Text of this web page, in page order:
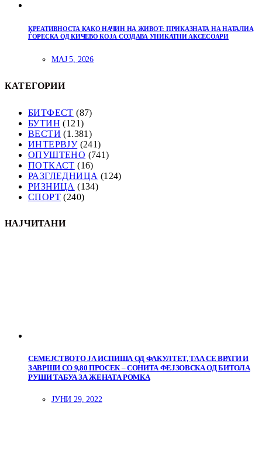
КРЕАТИВНОСТА КАКО НАЧИН НА ЖИВОТ: ПРИКАЗНАТА НА НАТАЛИА
ЃОРЕСКА ОД КИЧЕВО КОЈА СОЗДАВА УНИКАТНИ АКСЕСОАРИ
МАЈ 5, 2026
КАТЕГОРИИ
БИТФЕСТ (87)
БУТИН (121)
ВЕСТИ (1.381)
ИНТЕРВЈУ(241)
ОПУШТЕНО (741)
ПОТКАСТ (16)
РАЗГЛЕДНИЦА (124)
РИЗНИЦА (134)
СПОРТ (240)
НАЈЧИТАНИ
СЕМЕЈСТВОТО ЈА ИСПИША ОД ФАКУЛТЕТ, ТАА СЕ ВРАТИ И
ЗАВРШИ СО 9,80 ПРОСЕК – СОНИТА ФЕЈЗОВСКА ОД БИТОЛА
РУШИ ТАБУА ЗА ЖЕНАТА РОМКА
ЈУНИ 29, 2022